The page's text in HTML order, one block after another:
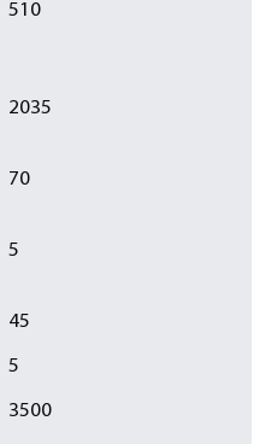
510
2035
70
5
45
5
3500